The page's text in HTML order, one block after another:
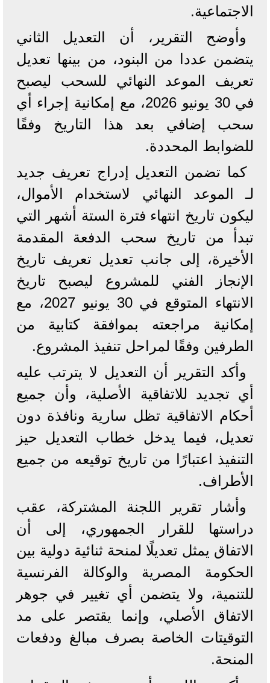
الاجتماعية.
وأوضح التقرير، أن التعديل الثاني
يتضمن عددا من البنود، من بينها تعديل
تعريف الموعد النهائي للسحب ليصبح
في 30 يونيو 2026، مع إمكانية إجراء أي
سحب إضافي بعد هذا التاريخ وفقًا
للضوابط المحددة.
كما تضمن التعديل إدراج تعريف جديد
لـ الموعد النهائي لاستخدام الأموال،
ليكون تاريخ انتهاء فترة الستة أشهر التي
تبدأ من تاريخ سحب الدفعة المقدمة
الأخيرة، إلى جانب تعديل تعريف تاريخ
الإنجاز الفني للمشروع ليصبح تاريخ
الانتهاء المتوقع في 30 يونيو 2027، مع
إمكانية مراجعته بموافقة كتابية من
الطرفين وفقًا لمراحل تنفيذ المشروع.
وأكد التقرير أن التعديل لا يترتب عليه
أي تجديد للاتفاقية الأصلية، وأن جميع
أحكام الاتفاقية تظل سارية ونافذة دون
تعديل، فيما يدخل خطاب التعديل حيز
التنفيذ اعتبارًا من تاريخ توقيعه من جميع
الأطراف.
وأشار تقرير اللجنة المشتركة، عقب
دراستها للقرار الجمهوري، إلى أن
الاتفاق يمثل تعديلًا لمنحة ثنائية دولية بين
الحكومة المصرية والوكالة الفرنسية
للتنمية، ولا يتضمن أي تغيير في جوهر
الاتفاق الأصلي، وإنما يقتصر على مد
التوقيتات الخاصة بصرف مبالغ ودفعات
المنحة.